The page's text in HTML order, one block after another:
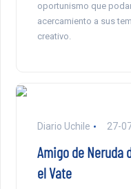
oportunismo que
acercamiento a sus
creativo.
Diario Uchile 27-
Amigo de Neruda
el Vate